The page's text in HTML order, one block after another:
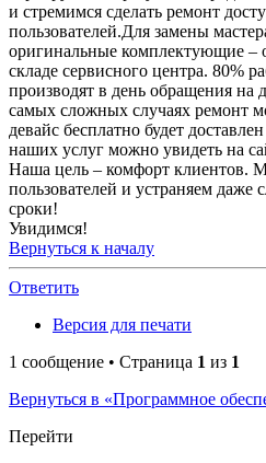
и стремимся сделать ремонт
пользователей.Для замены
оригинальные комплектующие –
складе сервисного центра. 80%
производят в день обращения на
самых сложных случаях ремонт
девайс бесплатно будет
наших услуг можно увидеть на
Наша цель – комфорт клиентов.
пользователей и устраняем
сроки!
Увидимся!
Вернуться к началу
Ответить
Версия для печати
1 сообщение • Страница 1 из 1
Вернуться в «Программное
Перейти